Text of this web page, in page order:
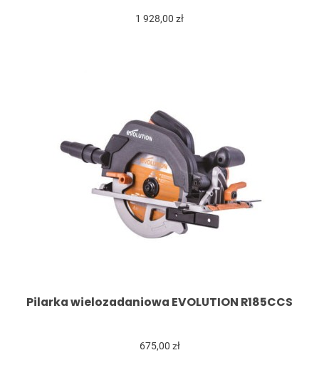
1 928,00 zł
Pilarka wielozadaniowa EVOLUTION R185CCS
675,00 zł